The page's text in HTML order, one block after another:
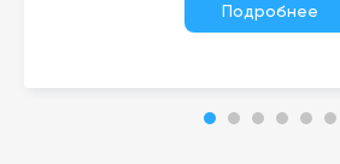
Подробнее